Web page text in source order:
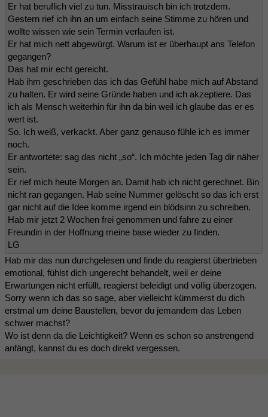
Er hat beruflich viel zu tun. Misstrauisch bin ich trotzdem.
Gestern rief ich ihn an um einfach seine Stimme zu hören und
wollte wissen wie sein Termin verlaufen ist.
Er hat mich nett abgewürgt. Warum ist er überhaupt ans Telefon
gegangen?
Das hat mir echt gereicht.
Hab ihm geschrieben das ich das Gefühl habe mich auf Abstand
zu halten. Er wird seine Gründe haben und ich akzeptiere. Das
ich als Mensch weiterhin für ihn da bin weil ich glaube das er es
wert ist.
So. Ich weiß, verkackt. Aber ganz genauso fühle ich es immer
noch.
Er antwortete: sag das nicht „so“. Ich möchte jeden Tag dir näher
sein.
Er rief mich heute Morgen an. Damit hab ich nicht gerechnet. Bin
nicht ran gegangen. Hab seine Nummer gelöscht so das ich erst
gar nicht auf die Idee komme irgend ein blödsinn zu schreiben.
Hab mir jetzt 2 Wochen frei genommen und fahre zu einer
Freundin in der Hoffnung meine base wieder zu finden.
LG
Hab mir das nun durchgelesen und finde du reagierst übertrieben
emotional, fühlst dich ungerecht behandelt, weil er deine
Erwartungen nicht erfüllt, reagierst beleidigt und völlig überzogen.
Sorry wenn ich das so sage, aber vielleicht kümmerst du dich
erstmal um deine Baustellen, bevor du jemandem das Leben
schwer machst?
Wo ist denn da die Leichtigkeit? Wenn es schon so anstrengend
anfängt, kannst du es doch direkt vergessen.